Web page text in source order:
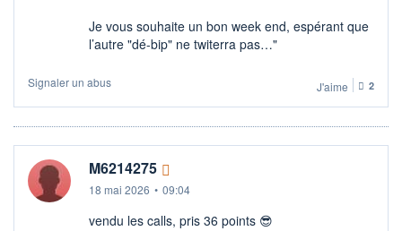
Je vous souhaite un bon week end, espérant que
l’autre "dé-bip" ne twiterra pas…"
Signaler un abus J'aime 2
M6214275
18 mai 2026 • 09:04
vendu les calls, pris 36 points 😎